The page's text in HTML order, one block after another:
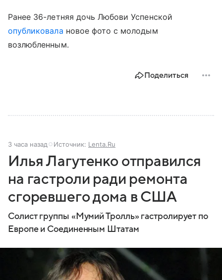
Ранее 36-летняя дочь Любови Успенской
опубликовала новое фото с молодым
возлюбленным.
Поделиться
3 часа назад Источник: Lenta.Ru
Илья Лагутенко отправился
на гастроли ради ремонта
сгоревшего дома в США
Солист группы «Мумий Тролль» гастролирует по
Европе и Соединенным Штатам